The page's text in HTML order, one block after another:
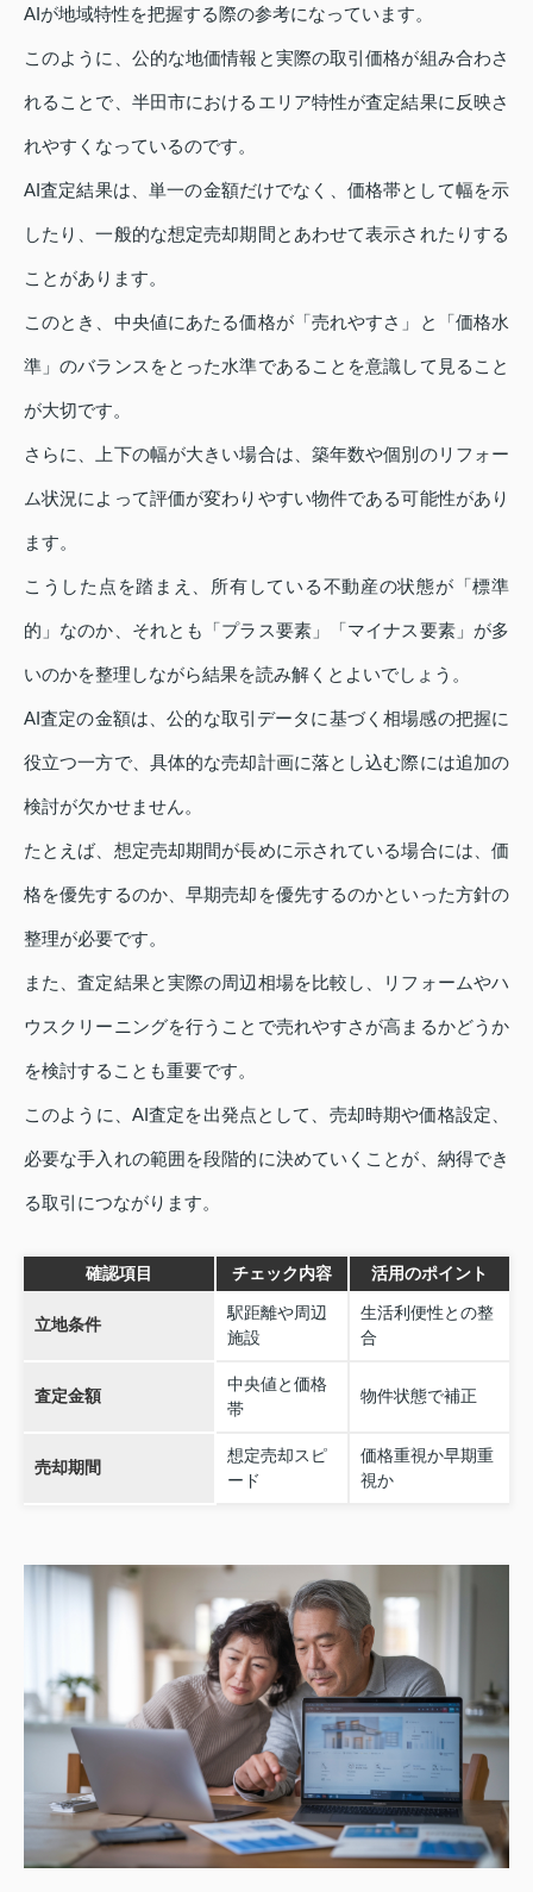
AIが地域特性を把握する際の参考になっています。
このように、公的な地価情報と実際の取引価格が組み合わさ
れることで、半田市におけるエリア特性が査定結果に反映さ
れやすくなっているのです。
AI査定結果は、単一の金額だけでなく、価格帯として幅を示
したり、一般的な想定売却期間とあわせて表示されたりする
ことがあります。
このとき、中央値にあたる価格が「売れやすさ」と「価格水
準」のバランスをとった水準であることを意識して見ること
が大切です。
さらに、上下の幅が大きい場合は、築年数や個別のリフォー
ム状況によって評価が変わりやすい物件である可能性があり
ます。
こうした点を踏まえ、所有している不動産の状態が「標準
的」なのか、それとも「プラス要素」「マイナス要素」が多
いのかを整理しながら結果を読み解くとよいでしょう。
AI査定の金額は、公的な取引データに基づく相場感の把握に
役立つ一方で、具体的な売却計画に落とし込む際には追加の
検討が欠かせません。
たとえば、想定売却期間が長めに示されている場合には、価
格を優先するのか、早期売却を優先するのかといった方針の
整理が必要です。
また、査定結果と実際の周辺相場を比較し、リフォームやハ
ウスクリーニングを行うことで売れやすさが高まるかどうか
を検討することも重要です。
このように、AI査定を出発点として、売却時期や価格設定、
必要な手入れの範囲を段階的に決めていくことが、納得でき
る取引につながります。
確認項目 チェック内容 活用のポイント
立地条件
駅距離や周辺
施設
生活利便性との整
合
査定金額
中央値と価格
帯
物件状態で補正
売却期間
想定売却スピ
ード
価格重視か早期重
視か